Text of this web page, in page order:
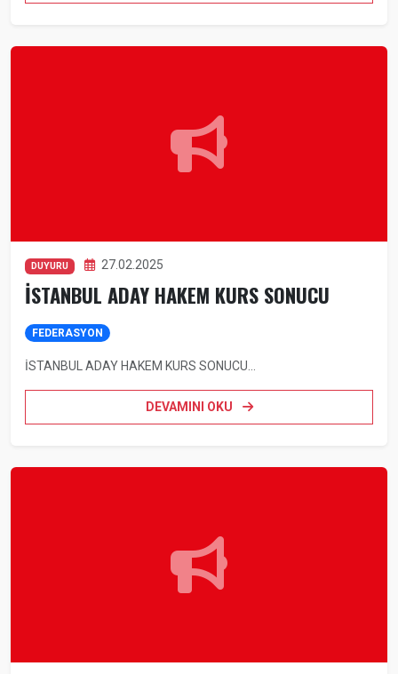
DUYURU 27.02.2025
İSTANBUL ADAY HAKEM KURS SONUCU
FEDERASYON
İSTANBUL ADAY HAKEM KURS SONUCU...
DEVAMINI OKU